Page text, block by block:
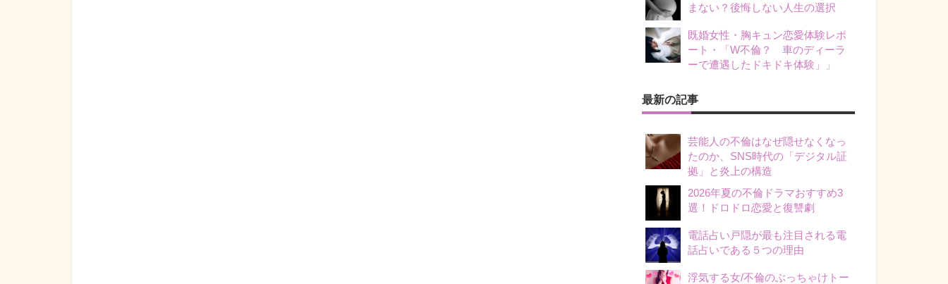
まない？後悔しない人生の選択
既婚女性・胸キュン恋愛体験レポ
ート・「W不倫？ 車のディーラ
ーで遭遇したドキドキ体験」」
最新の記事
芸能人の不倫はなぜ隠せなくなっ
たのか、SNS時代の「デジタル証
拠」と炎上の構造
2026年夏の不倫ドラマおすすめ3
選！ドロドロ恋愛と復讐劇
電話占い戸隠が最も注目される電
話占いである５つの理由
浮気する女/不倫のぶっちゃけトー